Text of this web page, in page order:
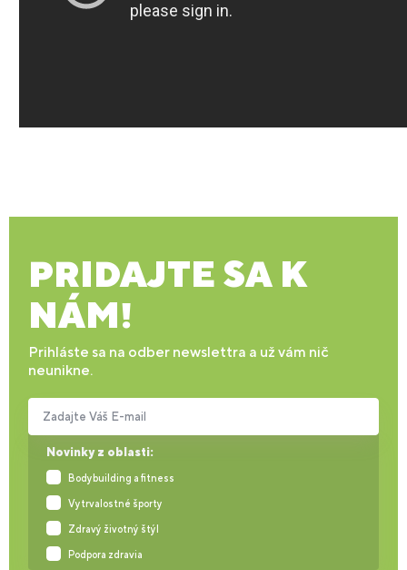
PRIDAJTE SA K
NÁM!
Prihláste sa na odber newslettra a už vám nič
neunikne.
Novinky z oblasti:
Bodybuilding a fitness
Vytrvalostné športy
Zdravý životný štýl
Podpora zdravia
Zadajte Váš E-mail